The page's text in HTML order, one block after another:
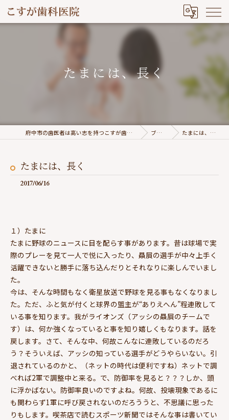
たまには、長く
府中市の歯医者は高い志を持つこすが歯科医院 ブログ たまには、長く
たまには、長く
2017/06/16
１）たまに
たまに野球のニュースに目を配らす事があります。昔は球場で実
際のプレーを見て一人で悦に入ったり、贔屓の選手が中々上手く
活躍できないと勝手に落ち込んだりとそれなりに楽しんでいまし
た。
今は、そんな時間もなく衛星放送で野球を見る事もなくなりまし
た。ただ、ふと気が付くと球界の盟主が“ありえへん”程連敗して
いる事を知ります。我がライオンズ（アッシの贔屓のチームで
す）は、何か強くなっていると事を知り嬉しくもなります。話を
戻します。さて、そんな中、何故こんなに連敗しているのだろ
う？そういえば、アッシの知っている選手がどうやらいない。引
退されているのかと、（ネットの時代は便利ですね）ネットで調
べれば2軍で調整中と来る。で、防御率を見ると？？？しか、頭
に浮かばない。防御率良いのですよね。何故、投壊現象であるに
も関わらず1軍に呼び戻されないのだろううと、不思議に思った
りもします。喫茶店で読むスポーツ新聞ではそんな事は書いてい